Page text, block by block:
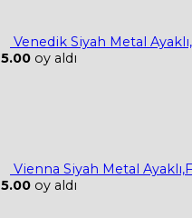
Venedik Siyah Metal
5.00 oy aldı
Vienna Siyah Metal
5.00 oy aldı